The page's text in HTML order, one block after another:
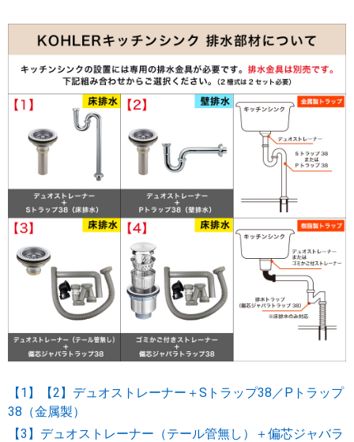
【1】【2】デュオストレーナー＋Sトラップ38／Pトラップ
38（金属製）
【3】デュオストレーナー（テール管無し）＋偏芯ジャバラ